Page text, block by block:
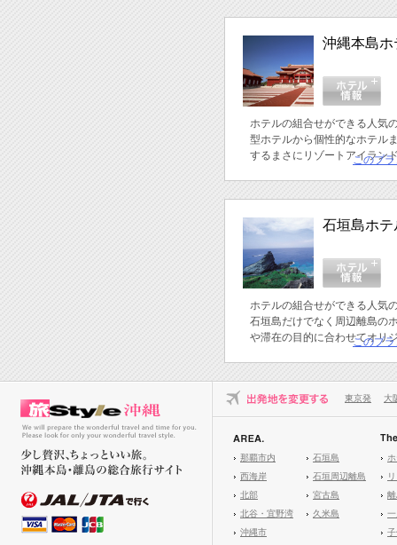
沖縄本島
ホテルの組合せができる人気
型ホテルから個性的なホテル
するまさにリゾートアイラン
このプ
石垣島ホ
ホテルの組合せができる人気
石垣島だけでなく周辺離島の
や滞在の目的に合わせてオリ
このプ
東京発 大
那覇市内
西海岸
北部
北谷・宜野湾
沖縄市
石垣島
石垣周辺離島
宮古島
久米島